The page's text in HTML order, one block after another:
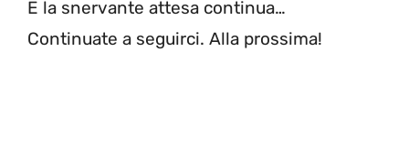
E la snervante attesa continua…
Continuate a seguirci. Alla prossima!